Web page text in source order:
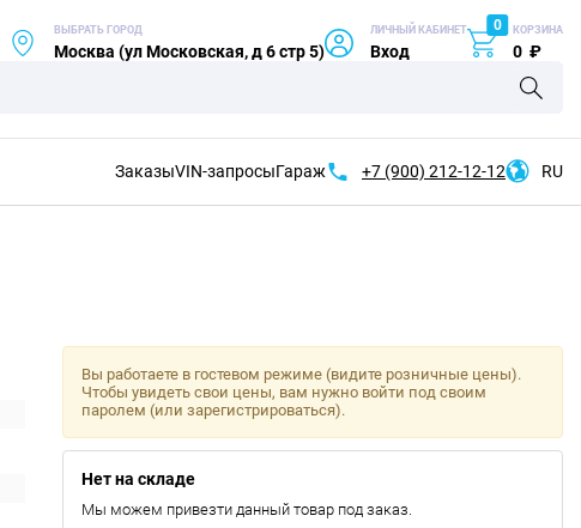
ВЫБРАТЬ ГОРОД
Москва (ул Московская, д 6 стр 5)
ЛИЧНЫЙ КАБИНЕТ
Вход
0 КОРЗИНА
0 ₽
ЗаказыVIN-запросыГараж +7 (900) 212-12-12 RU
Вы работаете в гостевом режиме (видите розничные цены).
Чтобы увидеть свои цены, вам нужно войти под своим
паролем (или зарегистрироваться).
Нет на складе
Мы можем привезти данный товар под заказ.